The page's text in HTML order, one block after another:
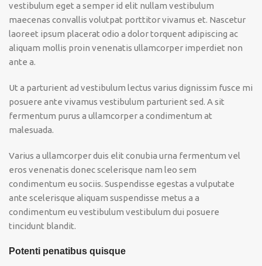
vestibulum eget a semper id elit nullam vestibulum
maecenas convallis volutpat porttitor vivamus et. Nascetur
laoreet ipsum placerat odio a dolor torquent adipiscing ac
aliquam mollis proin venenatis ullamcorper imperdiet non
ante a.
Ut a parturient ad vestibulum lectus varius dignissim fusce mi
posuere ante vivamus vestibulum parturient sed. A sit
fermentum purus a ullamcorper a condimentum at
malesuada.
Varius a ullamcorper duis elit conubia urna fermentum vel
eros venenatis donec scelerisque nam leo sem
condimentum eu sociis. Suspendisse egestas a vulputate
ante scelerisque aliquam suspendisse metus a a
condimentum eu vestibulum vestibulum dui posuere
tincidunt blandit.
Potenti penatibus quisque